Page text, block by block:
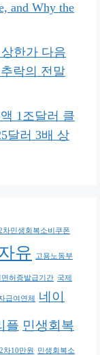
and Why the
한가 다음
락의 전말
1조달러 클
달러 3배 상
차민생회복소비쿠폰
유 고용노동부
면허증발급기간 국제
급여연체
네이
플 민생회복
차10만원 민생회복소